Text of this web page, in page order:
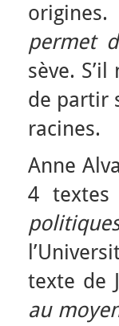
permet
sève.
de partir
racines.
Anne
4
texte de
au